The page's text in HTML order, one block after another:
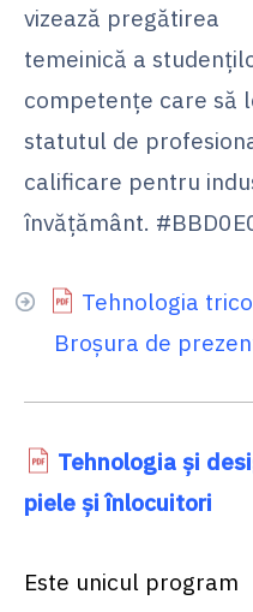
vizează pregătirea
temeinică a
competenţe care să
statutul de
calificare pentru
învăţământ.
Tehnologia
Broșura de
Tehnologia şi
piele şi înlocuitori
Este unicul program